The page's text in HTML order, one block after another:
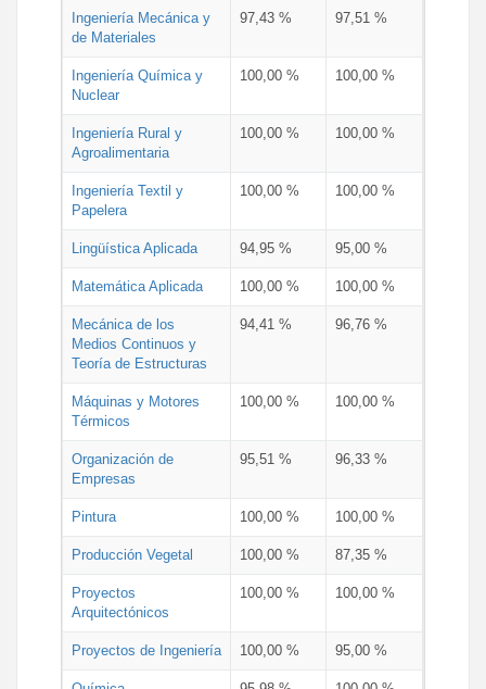
Ingeniería Mecánica y
de Materiales
97,43 % 97,51 %
Ingeniería Química y
Nuclear
100,00 % 100,00 %
Ingeniería Rural y
Agroalimentaria
100,00 % 100,00 %
Ingeniería Textil y
Papelera
100,00 % 100,00 %
Lingüística Aplicada 94,95 % 95,00 %
Matemática Aplicada 100,00 % 100,00 %
Mecánica de los
Medios Continuos y
Teoría de Estructuras
94,41 % 96,76 %
Máquinas y Motores
Térmicos
100,00 % 100,00 %
Organización de
Empresas
95,51 % 96,33 %
Pintura 100,00 % 100,00 %
Producción Vegetal 100,00 % 87,35 %
Proyectos
Arquitectónicos
100,00 % 100,00 %
Proyectos de Ingeniería 100,00 % 95,00 %